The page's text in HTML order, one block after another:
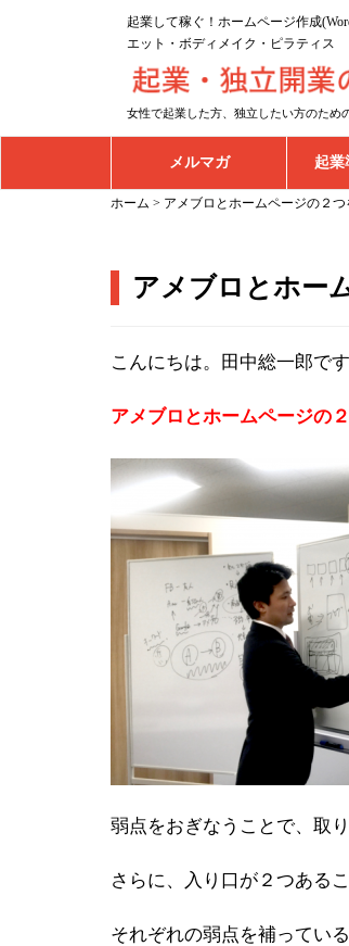
起業して稼ぐ！ホームページ作成
エット・ボディメイク・ピラティス
女性で起業した方、独立したい方のため
メルマガ 起業
ホーム > アメブロとホームページの２つ
アメブロとホー
こんにちは。田中総一郎です
アメブロとホームページの
弱点をおぎなうことで、取
さらに、入り口が２つある
それぞれの弱点を補ってい